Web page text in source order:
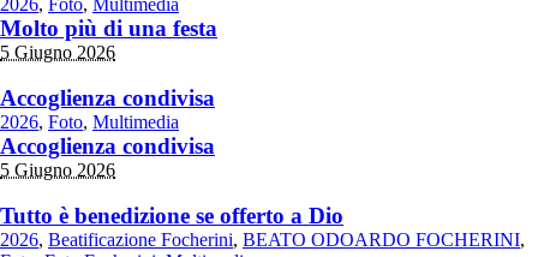
2026, Foto, Multimedia
Molto più di una festa
5 Giugno 2026
Accoglienza condivisa
2026, Foto, Multimedia
Accoglienza condivisa
5 Giugno 2026
Tutto è benedizione se offerto a Dio
2026, Beatificazione Focherini, BEATO ODOARDO FOCHERINI,